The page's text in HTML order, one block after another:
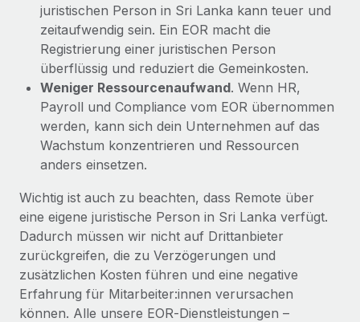
juristischen Person in Sri Lanka kann teuer und
zeitaufwendig sein. Ein EOR macht die
Registrierung einer juristischen Person
überflüssig und reduziert die Gemeinkosten.
Weniger Ressourcenaufwand. Wenn HR,
Payroll und Compliance vom EOR übernommen
werden, kann sich dein Unternehmen auf das
Wachstum konzentrieren und Ressourcen
anders einsetzen.
Wichtig ist auch zu beachten, dass Remote über
eine eigene juristische Person in Sri Lanka verfügt.
Dadurch müssen wir nicht auf Drittanbieter
zurückgreifen, die zu Verzögerungen und
zusätzlichen Kosten führen und eine negative
Erfahrung für Mitarbeiter:innen verursachen
können. Alle unsere EOR‑Dienstleistungen –